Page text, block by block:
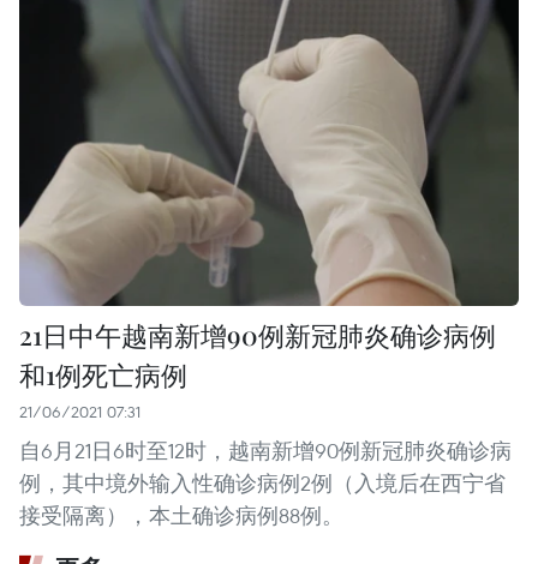
21日中午越南新增90例新冠肺炎确诊病例
和1例死亡病例
21/06/2021 07:31
自6月21日6时至12时，越南新增90例新冠肺炎确诊病
例，其中境外输入性确诊病例2例（入境后在西宁省
接受隔离），本土确诊病例88例。